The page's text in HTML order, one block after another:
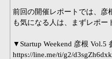
前回の開催レポートでは、彦
も気になる人は、まずレポ
▼Startup Weekend 彦根
https://line.me/ti/g2/